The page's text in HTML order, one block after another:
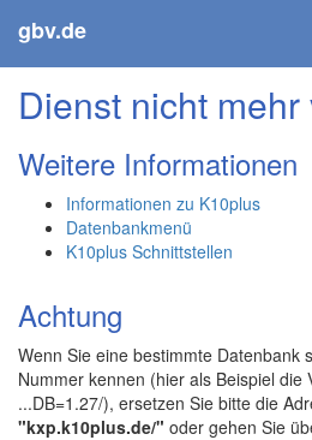
gbv.de
Dienst nicht
Weitere Informationen
Informationen zu K10plus
Datenbankmenü
K10plus Schnittstellen
Achtung
Wenn Sie eine bestimmte Datenbank
Nummer kennen (hier als Beispiel die
...DB=1.27/), ersetzen Sie bitte die
"kxp.k10plus.de/" oder gehen Sie